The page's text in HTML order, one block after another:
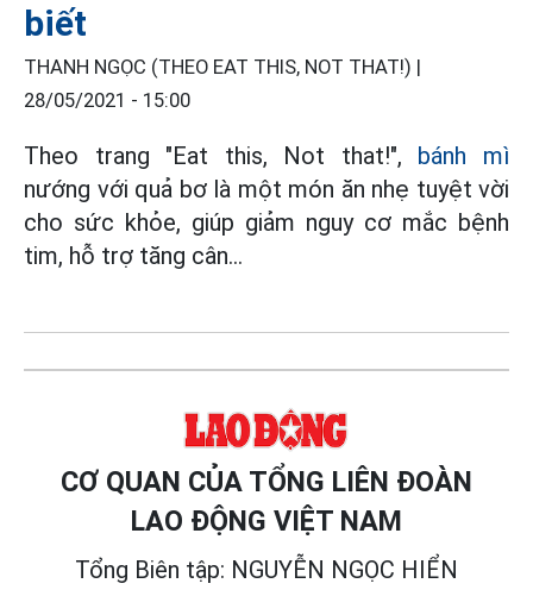
biết
THANH NGỌC (THEO EAT THIS, NOT THAT!) |
28/05/2021 - 15:00
Theo trang "Eat this, Not that!", bánh mì
nướng với quả bơ là một món ăn nhẹ tuyệt vời
cho sức khỏe, giúp giảm nguy cơ mắc bệnh
tim, hỗ trợ tăng cân…
CƠ QUAN CỦA TỔNG LIÊN ĐOÀN
LAO ĐỘNG VIỆT NAM
Tổng Biên tập: NGUYỄN NGỌC HIỂN